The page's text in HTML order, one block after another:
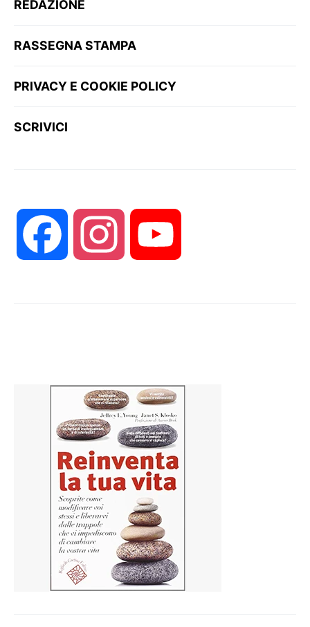
REDAZIONE
RASSEGNA STAMPA
PRIVACY E COOKIE POLICY
SCRIVICI
Facebook Instagram